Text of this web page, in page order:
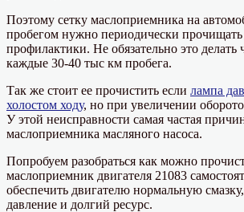
Поэтому сетку маслоприемника на
пробегом нужно периодически прочищать
профилактики. Не обязательно это
каждые 30-40 тыс км пробега.
Так же стоит ее прочистить если лампа
холостом ходу, но при увеличении
У этой неисправности самая частая
маслоприемника масляного насоса.
Попробуем разобраться как можно
маслоприемник двигателя 21083
обеспечить двигателю нормальную
давление и долгий ресурс.